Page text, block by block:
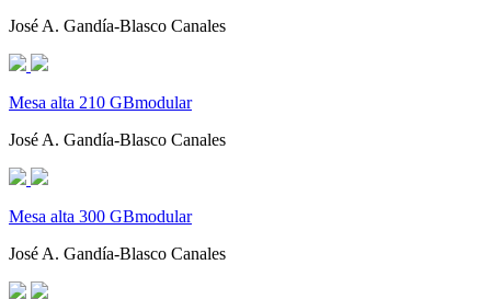
José A. Gandía-Blasco Canales
Mesa alta 210 GBmodular
José A. Gandía-Blasco Canales
Mesa alta 300 GBmodular
José A. Gandía-Blasco Canales